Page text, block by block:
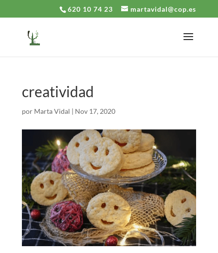
620 10 74 23 martavidal@cop.es
creatividad
por Marta Vidal | Nov 17, 2020